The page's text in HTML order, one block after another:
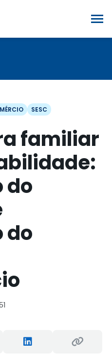
SESC
familiar
do
do